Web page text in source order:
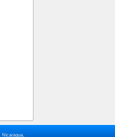
Nicaragua,